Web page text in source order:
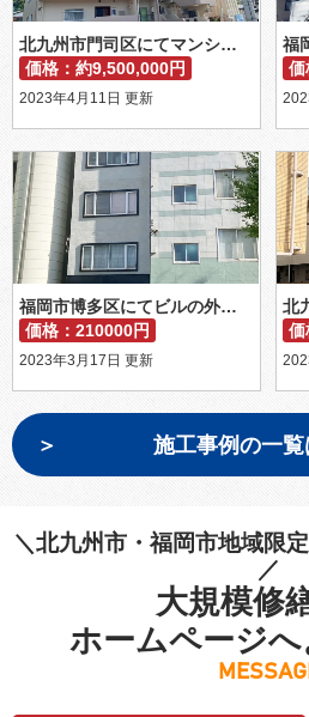
北九州市門司区にてマンション全体の修繕工事を行いました。
価格：約9,500,000円
2023年4月11日 更新
価
福岡市博多区にてビルの外壁補修工事が完了しました。
価格：210000円
2023年3月17日 更新
価
施工事例の一覧
＼北九州市・福岡市地域限
／
大規模修
ホームページへ